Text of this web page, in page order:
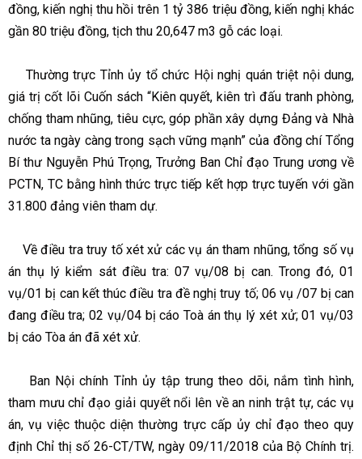
đồng, kiến nghị thu hồi trên 1 tỷ 386 triệu đồng, kiến nghị khác
gần 80 triệu đồng, tịch thu 20,647 m3 gỗ các loại.
Thường trực Tỉnh ủy tổ chức Hội nghị quán triệt nội dung,
giá trị cốt lõi Cuốn sách “Kiên quyết, kiên trì đấu tranh phòng,
chống tham nhũng, tiêu cực, góp phần xây dựng Đảng và Nhà
nước ta ngày càng trong sạch vững mạnh” của đồng chí Tổng
Bí thư Nguyễn Phú Trọng, Trưởng Ban Chỉ đạo Trung ương về
PCTN, TC bằng hình thức trực tiếp kết hợp trực tuyến với gần
31.800 đảng viên tham dự.
Về điều tra truy tố xét xử các vụ án tham nhũng, tổng số vụ
án thụ lý kiểm sát điều tra: 07 vụ/08 bị can. Trong đó, 01
vụ/01 bị can kết thúc điều tra đề nghị truy tố; 06 vụ /07 bị can
đang điều tra; 02 vụ/04 bị cáo Toà án thụ lý xét xử; 01 vụ/03
bị cáo Tòa án đã xét xử.
Ban Nội chính Tỉnh ủy tập trung theo dõi, nắm tình hình,
tham mưu chỉ đạo giải quyết nổi lên về an ninh trật tự, các vụ
án, vụ việc thuộc diện thường trực cấp ủy chỉ đạo theo quy
định Chỉ thị số 26-CT/TW, ngày 09/11/2018 của Bộ Chính trị.